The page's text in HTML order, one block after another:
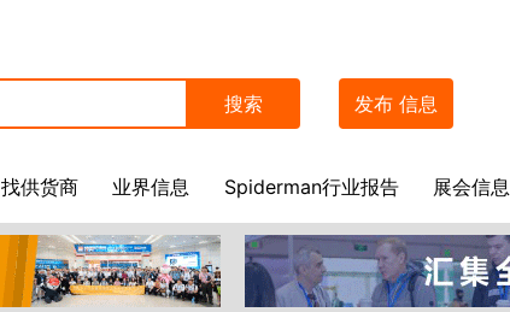
搜索 发布 信息
找供货商 业界信息 Spiderman行业报告 展会信息